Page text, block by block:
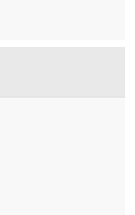
々のストレスや
です。お仕事帰
いつでも気軽に
自のオイルトリ
い癒やしをもた